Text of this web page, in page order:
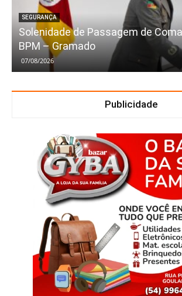
SEGURANÇA
Solenidade de Passagem de
BPM – Gramado
07/08/2026
Publicidade